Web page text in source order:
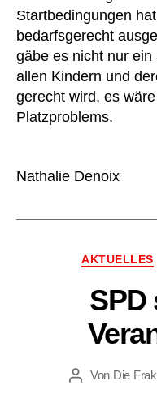
Startbedingungen
bedarfsgerecht
gäbe es nicht nur
allen Kindern und
gerecht wird, es
Platzproblems.
Nathalie Denoix
AKTUELLES
SPD
Beitragsautor
Von Die